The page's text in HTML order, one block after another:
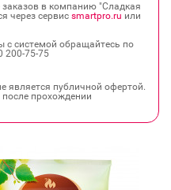
в компанию "Сладкая
через сервис smartpro.ru или
с системой обращайтесь по
является публичной офертой.
прохождении